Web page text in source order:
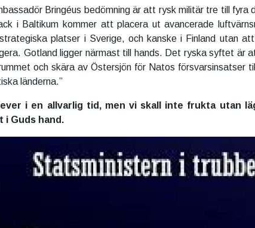
Bringéus bedömning är att rysk militär tre till fyra
i Baltikum kommer att placera ut avancerade
platser i Sverige, och kanske i Finland utan
Gotland ligger närmast till hands. Det ryska syftet är
och skära av Östersjön för Natos försvarsinsatser
länderna.”
i en allvarlig tid, men vi skall inte frukta utan
i Guds hand.